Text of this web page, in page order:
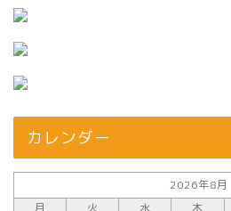
カレンダー
2026年8月
月
火 水 木